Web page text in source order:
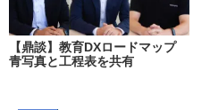
【鼎談】教育DXロードマップ
青写真と工程表を共有